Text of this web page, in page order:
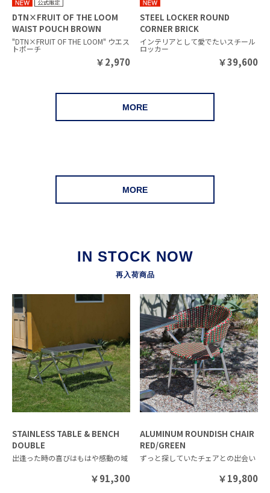
DTN×FRUIT OF THE LOOM
WAIST POUCH BROWN
"DTN×FRUIT OF THE LOOM" ウエス
トポーチ
￥2,970
STEEL LOCKER ROUND
CORNER BRICK
インテリアとして愛でたいスチール
ロッカー
￥39,600
MORE
MORE
IN STOCK NOW
再入荷商品
STAINLESS TABLE & BENCH
DOUBLE
出逢った時の喜びはもはや感動の域
￥91,300
ALUMINUM ROUNDISH CHAIR
RED/GREEN
ずっと探していたチェアとの出会い
￥19,800